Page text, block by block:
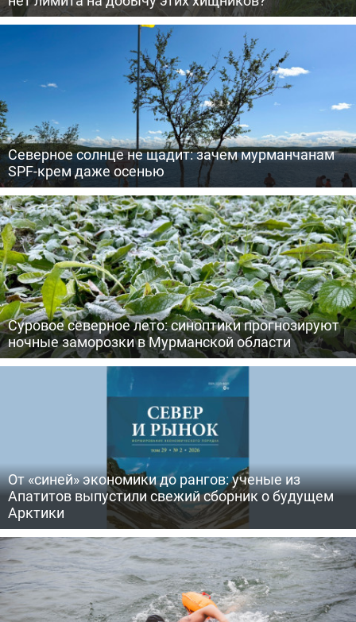
Северное солнце не щадит: зачем мурманчанам
SPF-крем даже осенью
Суровое северное лето: синоптики прогнозируют
ночные заморозки в Мурманской области
От «синей» экономики до рангов: ученые из
Апатитов выпустили свежий сборник о будущем
Арктики